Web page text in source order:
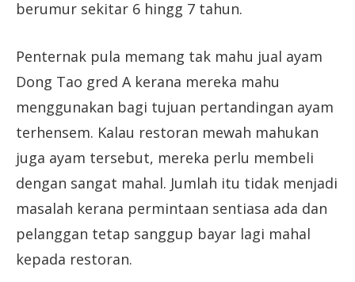
berumur sekitar 6 hingg 7 tahun.
Penternak pula memang tak mahu jual ayam
Dong Tao gred A kerana mereka mahu
menggunakan bagi tujuan pertandingan ayam
terhensem. Kalau restoran mewah mahukan
juga ayam tersebut, mereka perlu membeli
dengan sangat mahal. Jumlah itu tidak menjadi
masalah kerana permintaan sentiasa ada dan
pelanggan tetap sanggup bayar lagi mahal
kepada restoran.